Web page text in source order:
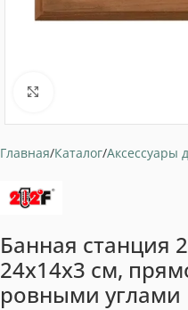
Главная Каталог Аксессуары
Банная станция
24х14х3 см,
ровными углами